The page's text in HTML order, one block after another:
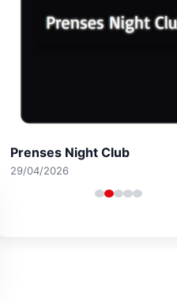
Prenses Night Club
29/04/2026